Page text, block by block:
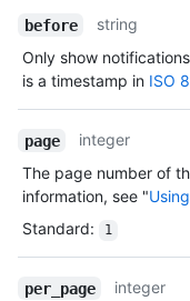
before
string
Only show
is a timestamp in ISO
page
integer
The page number of
information, see "
Standard: 1
per_page integer